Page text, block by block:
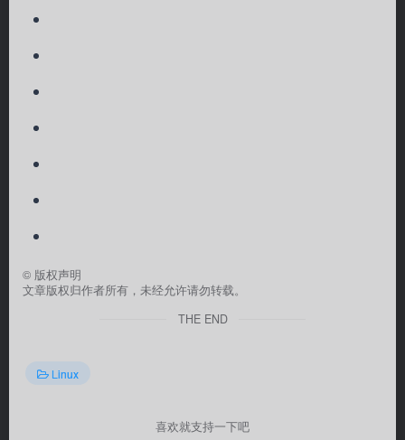
© 版权声明
文章版权归作者所有，未经允许请勿转载。
THE END
Linux
喜欢就支持一下吧